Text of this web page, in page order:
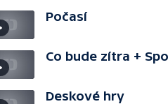
Počasí
Co bude zítra +
Deskové hry